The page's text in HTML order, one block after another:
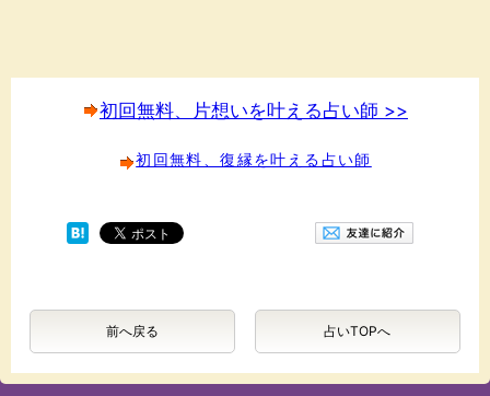
初回無料、片想いを叶える占い師 >>
初回無料、復縁を叶える占い師
前へ戻る 占いTOPへ